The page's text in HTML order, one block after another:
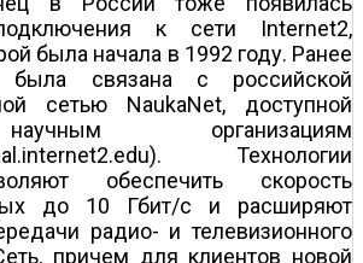
к сети Internet2,
была начала в 1992 году. Ранее
была связана с российской
сетью NaukaNet, доступной
организациям
Технологии
обеспечить скорость
до 10 Гбит/с и расширяют
радио- и телевизионного
причем для клиентов новой